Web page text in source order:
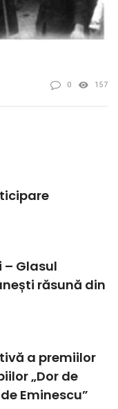
0 157
– Glasul
răsună din
a premiilor
„Dor de
Eminescu”